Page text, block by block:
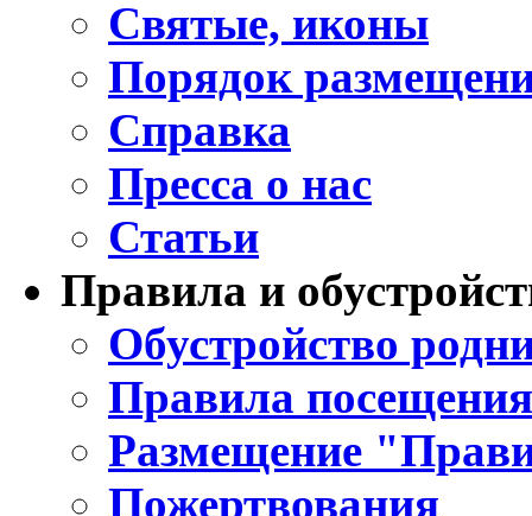
Святые, иконы
Порядок
Справка
Пресса о нас
Статьи
Правила и
Обустройство
Правила
Размещение
Пожертвования